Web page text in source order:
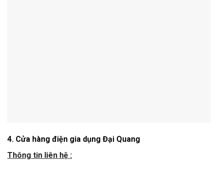
4. Cửa hàng điện gia dụng Đại Quang
Thông tin liên hệ :